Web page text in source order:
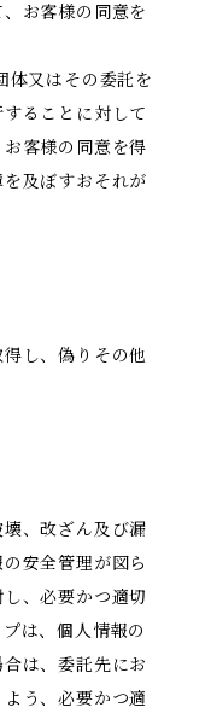
お客様の同意を
体又はその委託を
ることに対して
客様の同意を得
及ぼすおそれが
し、偽りその他
、改ざん及び漏
安全管理が図ら
、必要かつ適切
は、個人情報の
は、委託先にお
う、必要かつ適